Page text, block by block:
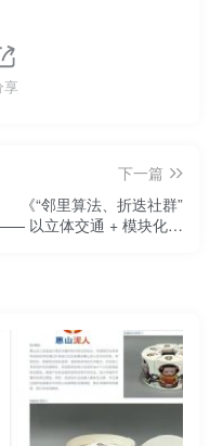
享
下一篇
《“邻里算法、折迭社群”
以立体交通 + 模块化插
奖优秀作品展